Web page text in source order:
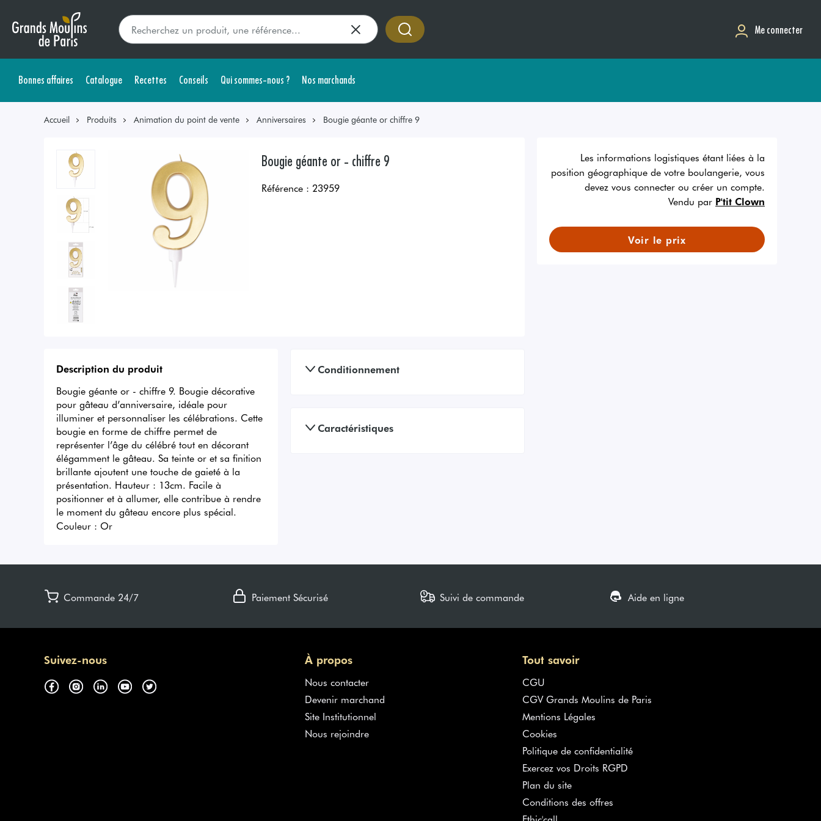
Me connecter
Bonnes affaires Catalogue Recettes Conseils Qui sommes-nous ? Nos marchands
Accueil Produits Animation du point de vente Anniversaires Bougie géante or chiffre 9
Bougie géante or - chiffre 9
Référence : 23959
Les informations logistiques étant liées à la
position géographique de votre boulangerie, vous
devez vous connecter ou créer un compte.
Vendu par P'tit Clown
Voir le prix
Description du produit
Bougie géante or - chiffre 9. Bougie décorative
pour gâteau d’anniversaire, idéale pour
illuminer et personnaliser les célébrations. Cette
bougie en forme de chiffre permet de
représenter l’âge du célébré tout en décorant
élégamment le gâteau. Sa teinte or et sa finition
brillante ajoutent une touche de gaieté à la
présentation. Hauteur : 13cm. Facile à
positionner et à allumer, elle contribue à rendre
le moment du gâteau encore plus spécial.
Couleur : Or
Conditionnement
Caractéristiques
Commande 24/7 Paiement Sécurisé Suivi de commande Aide en ligne
Suivez-nous À propos
Nous contacter
Devenir marchand
Site Institutionnel
Nous rejoindre
Tout savoir
CGU
CGV Grands Moulins de Paris
Mentions Légales
Cookies
Politique de confidentialité
Exercez vos Droits RGPD
Plan du site
Conditions des offres